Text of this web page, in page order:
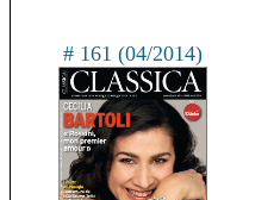
# 161 (04/2014)